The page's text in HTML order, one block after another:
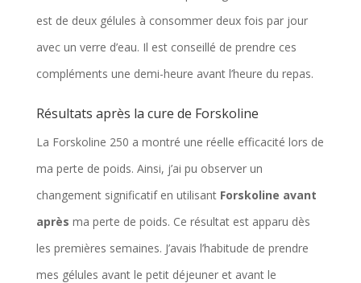
est de deux gélules à consommer deux fois par jour
avec un verre d’eau. Il est conseillé de prendre ces
compléments une demi-heure avant l’heure du repas.
Résultats après la cure de Forskoline
La Forskoline 250 a montré une réelle efficacité lors de
ma perte de poids. Ainsi, j’ai pu observer un
changement significatif en utilisant Forskoline avant
après ma perte de poids. Ce résultat est apparu dès
les premières semaines. J’avais l’habitude de prendre
mes gélules avant le petit déjeuner et avant le